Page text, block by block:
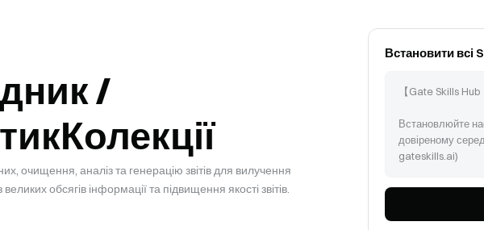
/
Колекції
очищення, аналіз та генерацію звітів для вилучення
обсягів інформації та підвищення якості звітів.
Встановити всі
【Gate Skills
Встановлюйте
довіреному
gateskills.ai)
Дотримуйтесь
https://
skills --path для